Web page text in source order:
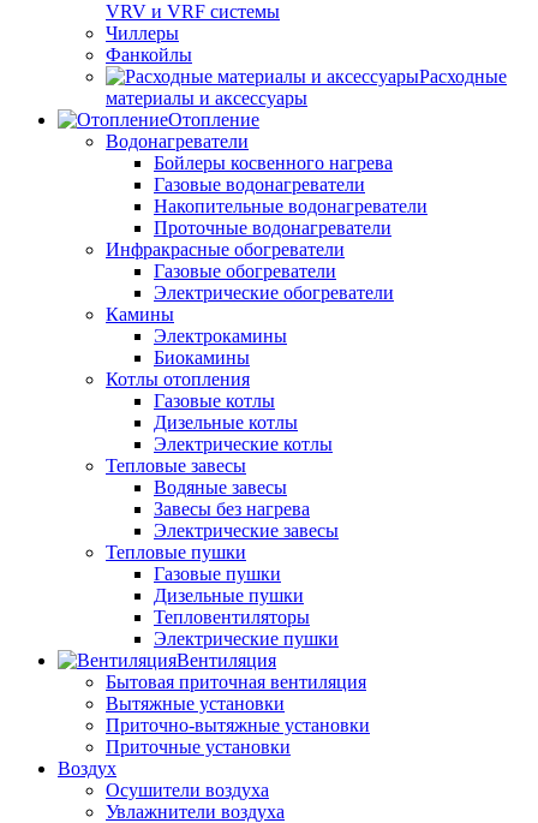
VRV и VRF системы
Чиллеры
Фанкойлы
Расходные
материалы и аксессуары
Отопление
Водонагреватели
Бойлеры косвенного нагрева
Газовые водонагреватели
Накопительные водонагреватели
Проточные водонагреватели
Инфракрасные обогреватели
Газовые обогреватели
Электрические обогреватели
Камины
Электрокамины
Биокамины
Котлы отопления
Газовые котлы
Дизельные котлы
Электрические котлы
Тепловые завесы
Водяные завесы
Завесы без нагрева
Электрические завесы
Тепловые пушки
Газовые пушки
Дизельные пушки
Тепловентиляторы
Электрические пушки
Вентиляция
Бытовая приточная вентиляция
Вытяжные установки
Приточно-вытяжные установки
Приточные установки
Воздух
Осушители воздуха
Увлажнители воздуха